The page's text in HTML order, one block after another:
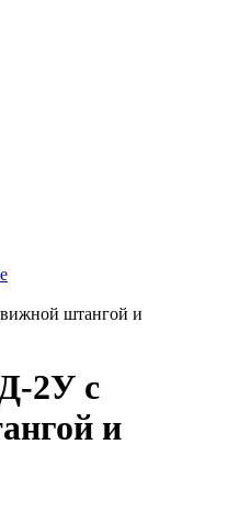
штангой и
2У с
и